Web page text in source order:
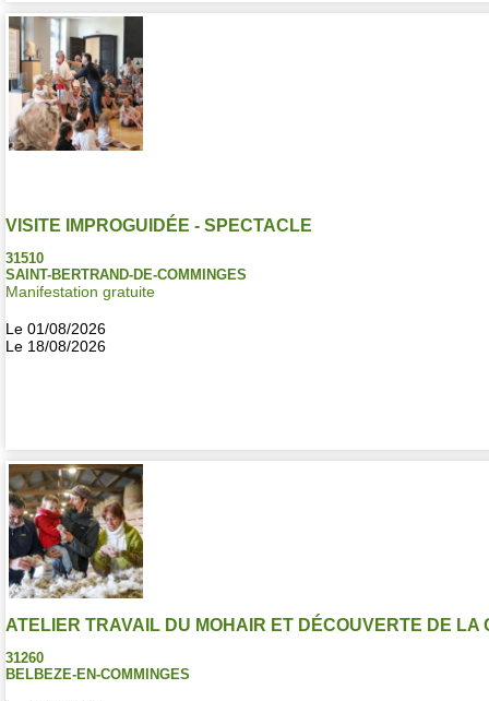
VISITE IMPROGUIDÉE - SPECTACLE
31510
SAINT-BERTRAND-DE-COMMINGES
Manifestation gratuite
Le 01/08/2026
Le 18/08/2026
ATELIER TRAVAIL DU MOHAIR ET DÉCOUVERTE DE LA
31260
BELBEZE-EN-COMMINGES